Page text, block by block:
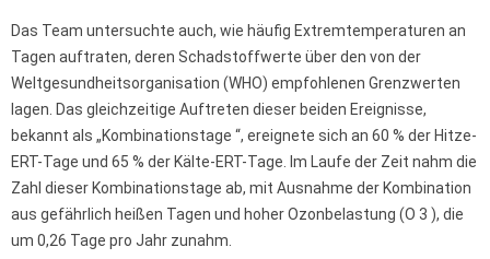
Das Team untersuchte auch, wie häufig Extremtemperaturen an
Tagen auftraten, deren Schadstoffwerte über den von der
Weltgesundheitsorganisation (WHO) empfohlenen Grenzwerten
lagen. Das gleichzeitige Auftreten dieser beiden Ereignisse,
bekannt als „Kombinationstage “, ereignete sich an 60 % der Hitze-
ERT-Tage und 65 % der Kälte-ERT-Tage. Im Laufe der Zeit nahm die
Zahl dieser Kombinationstage ab, mit Ausnahme der Kombination
aus gefährlich heißen Tagen und hoher Ozonbelastung (O 3 ), die
um 0,26 Tage pro Jahr zunahm.